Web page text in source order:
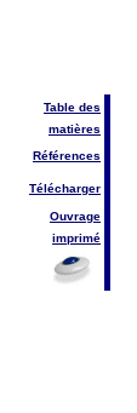
Table des
matières
Références
Télécharger
Ouvrage
imprimé